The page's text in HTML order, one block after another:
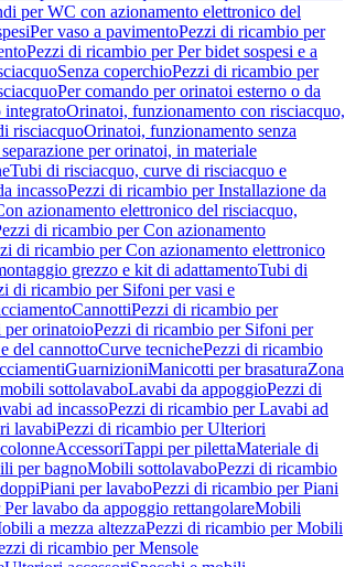
per WC con azionamento elettronico del
Per vaso a pavimentoPezzi di ricambio per
Pezzi di ricambio per Per bidet sospesi e a
Senza coperchioPezzi di ricambio per
Per comando per orinatoi esterno o da
integratoOrinatoi, funzionamento con risciacquo,
risciacquoOrinatoi, funzionamento senza
per orinatoi, in materiale
Tubi di risciacquo, curve di risciacquo e
incassoPezzi di ricambio per Installazione da
azionamento elettronico del risciacquo,
di ricambio per Con azionamento
di ricambio per Con azionamento elettronico
grezzo e kit di adattamentoTubi di
di ricambio per Sifoni per vasi e
CannottiPezzi di ricambio per
per orinatoioPezzi di ricambio per Sifoni per
del cannottoCurve tecnichePezzi di ricambio
GuarnizioniManicotti per brasaturaZona
sottolavaboLavabi da appoggioPezzi di
ad incassoPezzi di ricambio per Lavabi ad
lavabiPezzi di ricambio per Ulteriori
AccessoriTappi per pilettaMateriale di
per bagnoMobili sottolavaboPezzi di ricambio
Piani per lavaboPezzi di ricambio per Piani
lavabo da appoggio rettangolareMobili
a mezza altezzaPezzi di ricambio per Mobili
di ricambio per Mensole